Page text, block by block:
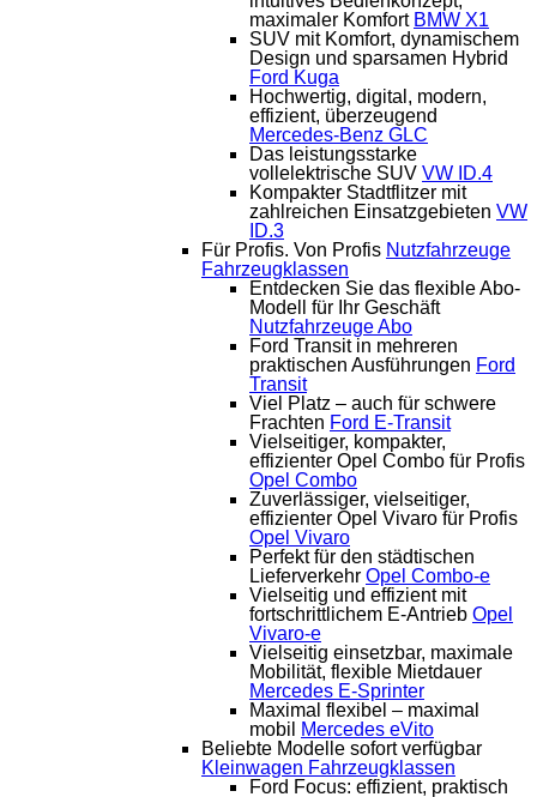
maximaler Komfort BMW X1
SUV mit Komfort, dynamischem
Design und sparsamen Hybrid
Ford Kuga
Hochwertig, digital, modern,
effizient, überzeugend
Mercedes-Benz GLC
Das leistungsstarke
vollelektrische SUV VW ID.4
Kompakter Stadtflitzer mit
zahlreichen Einsatzgebieten VW
ID.3
Für Profis. Von Profis Nutzfahrzeuge
Fahrzeugklassen
Entdecken Sie das flexible Abo-
Modell für Ihr Geschäft
Nutzfahrzeuge Abo
Ford Transit in mehreren
praktischen Ausführungen Ford
Transit
Viel Platz – auch für schwere
Frachten Ford E-Transit
Vielseitiger, kompakter,
effizienter Opel Combo für Profis
Opel Combo
Zuverlässiger, vielseitiger,
effizienter Opel Vivaro für Profis
Opel Vivaro
Perfekt für den städtischen
Lieferverkehr Opel Combo-e
Vielseitig und effizient mit
fortschrittlichem E-Antrieb Opel
Vivaro-e
Vielseitig einsetzbar, maximale
Mobilität, flexible Mietdauer
Mercedes E-Sprinter
Maximal flexibel – maximal
mobil
Mercedes eVito
Beliebte Modelle sofort verfügbar
Kleinwagen Fahrzeugklassen
Ford Focus: effizient, praktisch